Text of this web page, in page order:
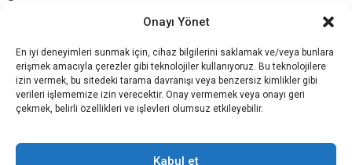
Onayı Yönet
En iyi deneyimleri sunmak için, cihaz bilgilerini saklamak ve/veya bunlara
erişmek amacıyla çerezler gibi teknolojiler kullanıyoruz. Bu teknolojilere
izin vermek, bu sitedeki tarama davranışı veya benzersiz kimlikler gibi
verileri işlememize izin verecektir. Onay vermemek veya onayı geri
çekmek, belirli özellikleri ve işlevleri olumsuz etkileyebilir.
Kabul et
Gold üyelik nedir
Kariyer